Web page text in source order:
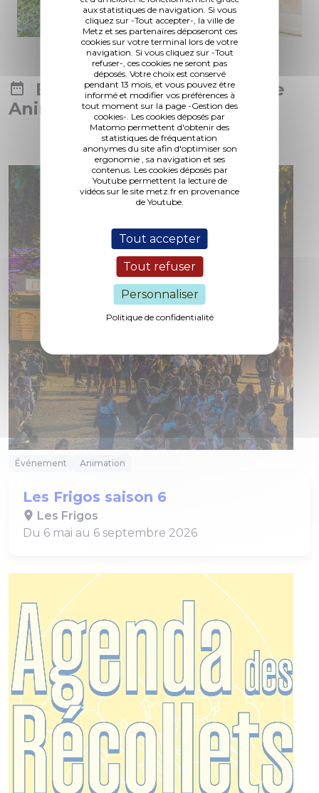
aux statistiques de navigation. Si vous
cliquez sur -Tout accepter-, la ville de
Metz et ses partenaires déposeront ces
cookies sur votre terminal lors de votre
navigation. Si vous cliquez sur -Tout
refuser-, ces cookies ne seront pas
déposés. Votre choix est conservé
pendant 13 mois, et vous pouvez être
informé et modifier vos préférences à
tout moment sur la page -Gestion des
cookies-. Les cookies déposés par
Matomo permettent d'obtenir des
statistiques de fréquentation
anonymes du site afin d'optimiser son
ergonomie , sa navigation et ses
contenus. Les cookies déposés par
Youtube permettent la lecture de
vidéos sur le site metz.fr en provenance
de Youtube.
Tout accepter
Tout refuser
Personnaliser
Politique de confidentialité
Événements avec le theme
Animation
Tout voir
Événement Animation
Les Frigos saison 6
Les Frigos
Du 6 mai au 6 septembre 2026